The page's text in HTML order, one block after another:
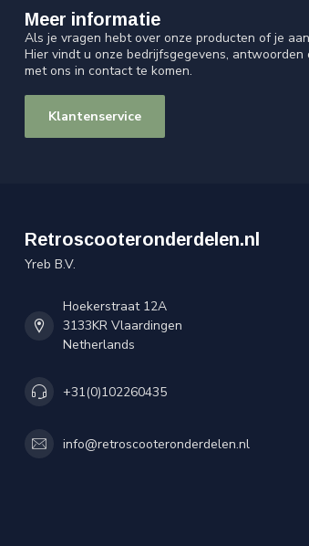
Meer informatie
Als je vragen hebt over onze producten of je
Hier vindt u onze bedrijfsgegevens,
met ons in contact te komen.
Klantenservice
Retroscooteronderdelen.nl
Yreb B.V.
Hoekerstraat 12A
3133KR Vlaardingen
Netherlands
+31(0)102260435
info@retroscooteronderdelen.nl